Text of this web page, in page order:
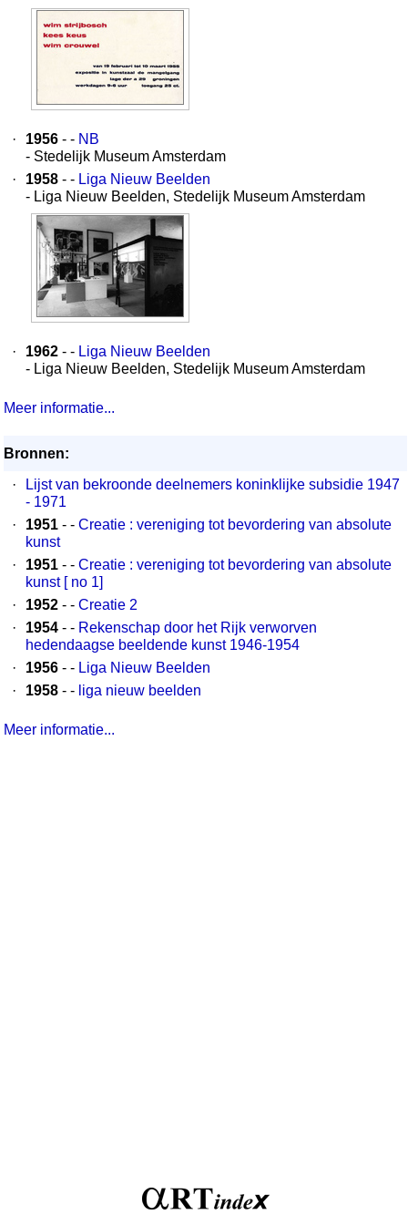
· 1956 - - NB
- Stedelijk Museum Amsterdam
·
1958 - - Liga Nieuw Beelden
- Liga Nieuw Beelden, Stedelijk Museum Amsterdam
· 1962 - - Liga Nieuw Beelden
- Liga Nieuw Beelden, Stedelijk Museum Amsterdam
Meer informatie...
Bronnen:
·
Lijst van bekroonde deelnemers koninklijke subsidie 1947
- 1971
·
1951 - - Creatie : vereniging tot bevordering van absolute
kunst
·
1951 - - Creatie : vereniging tot bevordering van absolute
kunst [ no 1]
·
1952 - - Creatie 2
·
1954 - - Rekenschap door het Rijk verworven
hedendaagse beeldende kunst 1946-1954
·
1956 - - Liga Nieuw Beelden
·
1958 - - liga nieuw beelden
Meer informatie...